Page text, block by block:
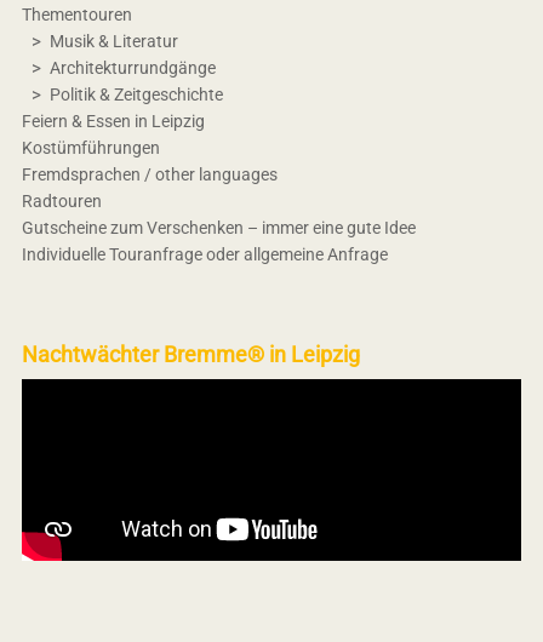
Thementouren
Musik & Literatur
Architekturrundgänge
Politik & Zeitgeschichte
Feiern & Essen in Leipzig
Kostümführungen
Fremdsprachen / other languages
Radtouren
Gutscheine zum Verschenken – immer eine gute Idee
Individuelle Touranfrage oder allgemeine Anfrage
Nachtwächter Bremme® in Leipzig